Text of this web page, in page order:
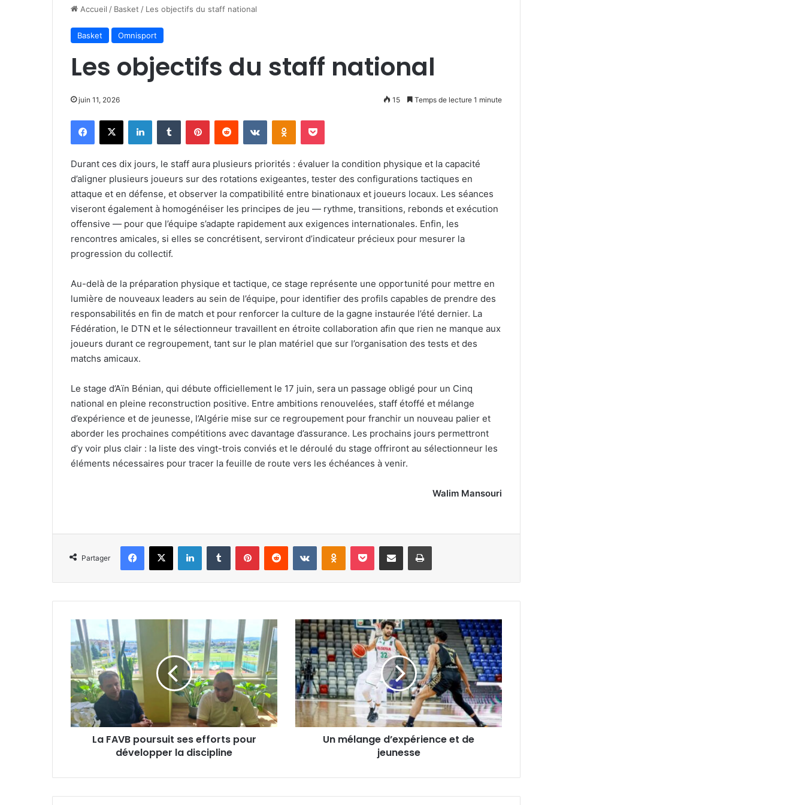
Accueil / Basket / Les objectifs du staff national
Basket Omnisport
Les objectifs du staff national
juin 11, 2026 15 Temps de lecture 1 minute
Facebook
X LinkedinTumblr PinterestReddit VKontakteOdnoklassniki
Pocket
Durant ces dix jours, le staff aura plusieurs priorités : évaluer la condition physique et la capacité
d’aligner plusieurs joueurs sur des rotations exigeantes, tester des configurations tactiques en
attaque et en défense, et observer la compatibilité entre binationaux et joueurs locaux. Les séances
viseront également à homogénéiser les principes de jeu — rythme, transitions, rebonds et exécution
offensive — pour que l’équipe s’adapte rapidement aux exigences internationales. Enfin, les
rencontres amicales, si elles se concrétisent, serviront d’indicateur précieux pour mesurer la
progression du collectif.
Au-delà de la préparation physique et tactique, ce stage représente une opportunité pour mettre en
lumière de nouveaux leaders au sein de l’équipe, pour identifier des profils capables de prendre des
responsabilités en fin de match et pour renforcer la culture de la gagne instaurée l’été dernier. La
Fédération, le DTN et le sélectionneur travaillent en étroite collaboration afin que rien ne manque aux
joueurs durant ce regroupement, tant sur le plan matériel que sur l’organisation des tests et des
matchs amicaux.
Le stage d’Aïn Bénian, qui débute officiellement le 17 juin, sera un passage obligé pour un Cinq
national en pleine reconstruction positive. Entre ambitions renouvelées, staff étoffé et mélange
d’expérience et de jeunesse, l’Algérie mise sur ce regroupement pour franchir un nouveau palier et
aborder les prochaines compétitions avec davantage d’assurance. Les prochains jours permettront
d’y voir plus clair : la liste des vingt-trois conviés et le déroulé du stage offriront au sélectionneur les
éléments nécessaires pour tracer la feuille de route vers les échéances à venir.
Walim Mansouri
Partager
Facebook
X LinkedinTumblr PinterestReddit VKontakteOdnoklassniki
Pocket Partager par email Imprimer
La
FAVB
poursuit
ses
efforts
pour
développer
la
discipline
La FAVB poursuit ses efforts pour
développer la discipline
Un
mélange
d’expérience
et
de
jeunesse
Un mélange d’expérience et de
jeunesse